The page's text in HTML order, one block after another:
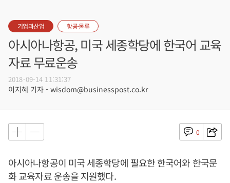
기업과산업 항공·물류
아시아나항공, 미국 세종학당에 한국어 교육
자료 무료운송
2018-09-14 11:31:37
이지혜 기자 - wisdom@businesspost.co.kr
0
아시아나항공이 미국 세종학당에 필요한 한국어와 한국문
화 교육자료 운송을 지원했다.